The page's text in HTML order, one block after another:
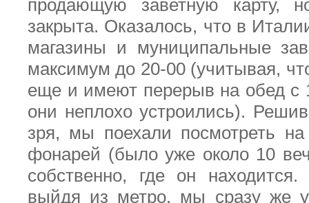
продающую заветную карту,
закрыта. Оказалось, что в
магазины и муниципальные
максимум до 20-00 (учитывая,
еще и имеют перерыв на обед с
они неплохо устроились).
зря, мы поехали посмотреть
фонарей (было уже около 10
собственно, где он
выйдя из метро, мы сразу же